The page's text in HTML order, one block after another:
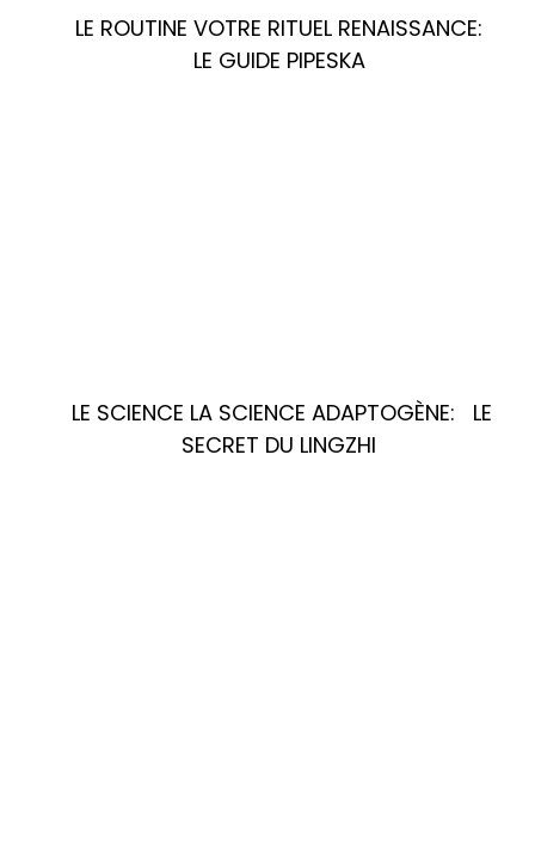
LE ROUTINE VOTRE RITUEL RENAISSANCE:
LE GUIDE PIPESKA
LE SCIENCE LA SCIENCE ADAPTOGÈNE: LE
SECRET DU LINGZHI